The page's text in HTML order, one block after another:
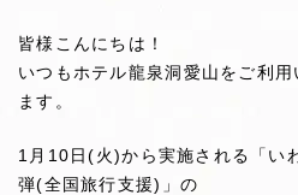
皆様こんにちは！
いつもホテル龍泉洞愛山をご利
ます。
1月10日(火)から実施される「い
弾(全国旅行支援)」の